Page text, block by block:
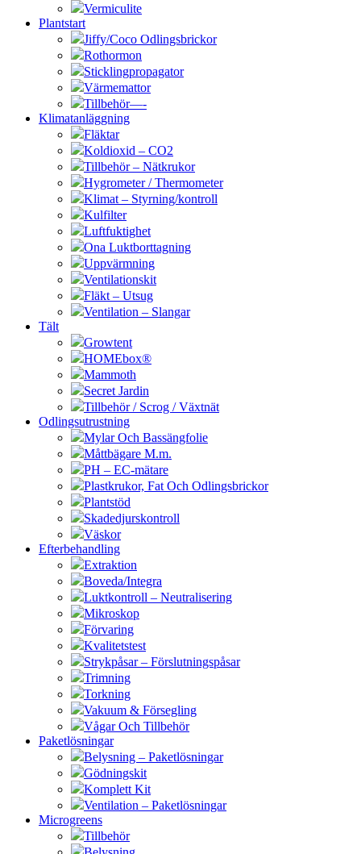
Vermiculite
Plantstart
Jiffy/Coco Odlingsbrickor
Rothormon
Sticklingpropagator
Värmemattor
Tillbehör—-
Klimatanläggning
Fläktar
Koldioxid – CO2
Tillbehör – Nätkrukor
Hygrometer / Thermometer
Klimat – Styrning/kontroll
Kulfilter
Luftfuktighet
Ona Luktborttagning
Uppvärmning
Ventilationskit
Fläkt – Utsug
Ventilation – Slangar
Tält
Growtent
HOMEbox®
Mammoth
Secret Jardin
Tillbehör / Scrog / Växtnät
Odlingsutrustning
Mylar Och Bassängfolie
Måttbägare M.m.
PH – EC-mätare
Plastkrukor, Fat Och Odlingsbrickor
Plantstöd
Skadedjurskontroll
Väskor
Efterbehandling
Extraktion
Boveda/Integra
Luktkontroll – Neutralisering
Mikroskop
Förvaring
Kvalitetstest
Strykpåsar – Förslutningspåsar
Trimning
Torkning
Vakuum & Försegling
Vågar Och Tillbehör
Paketlösningar
Belysning – Paketlösningar
Gödningskit
Komplett Kit
Ventilation – Paketlösningar
Microgreens
Tillbehör